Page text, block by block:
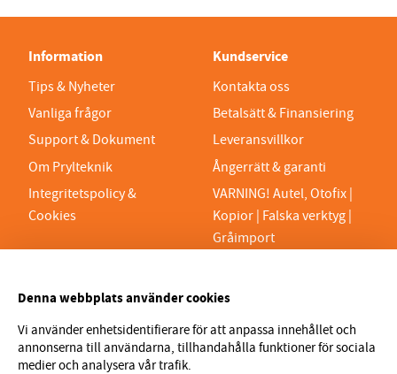
Information
Tips & Nyheter
Vanliga frågor
Support & Dokument
Om Prylteknik
Integritetspolicy &
Cookies
Kundservice
Kontakta oss
Betalsätt & Finansiering
Leveransvillkor
Ångerrätt & garanti
VARNING! Autel, Otofix |
Kopior | Falska verktyg |
Gråimport
Org.nr 559329-1189
VAT SE559329118901
info@prylteknik.se
Denna webbplats använder cookies
Vi använder enhetsidentifierare för att anpassa innehållet och
annonserna till användarna, tillhandahålla funktioner för sociala
medier och analysera vår trafik.